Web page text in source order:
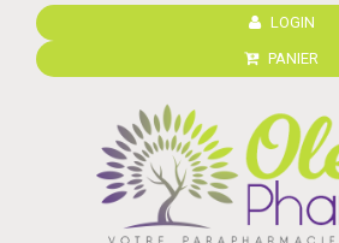
LOGIN
PANIER